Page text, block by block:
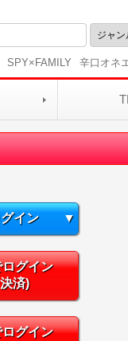
SPY×FAMILY 辛口オネ
イン ▼
グイン
済)
グイン